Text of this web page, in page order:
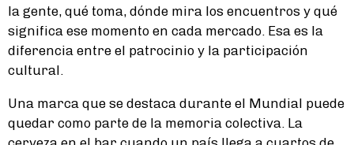
la gente, qué toma, dónde mira los encuentros y qué
significa ese momento en cada mercado. Esa es la
diferencia entre el patrocinio y la participación
cultural.
Una marca que se destaca durante el Mundial puede
quedar como parte de la memoria colectiva. La